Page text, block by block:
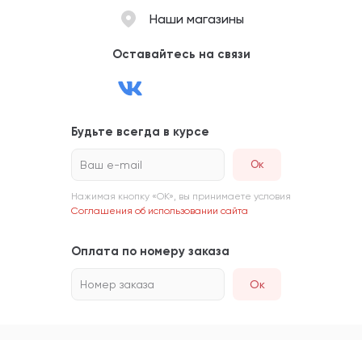
Наши магазины
Оставайтесь на связи
Будьте всегда в курсе
Ваш e-mail
Нажимая кнопку «ОК», вы принимаете условия
Соглашения об использовании сайта
Оплата по номеру заказа
Номер заказа Ок